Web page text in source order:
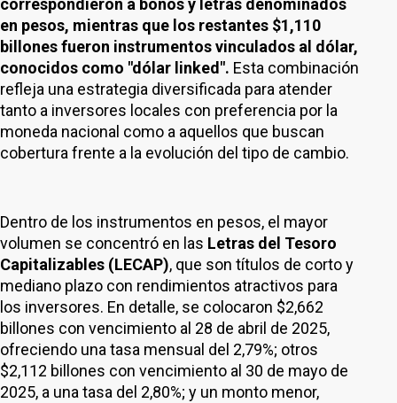
correspondieron a bonos y letras denominados
en pesos, mientras que los restantes $1,110
billones fueron instrumentos vinculados al dólar,
conocidos como "dólar linked". Esta combinación
refleja una estrategia diversificada para atender
tanto a inversores locales con preferencia por la
moneda nacional como a aquellos que buscan
cobertura frente a la evolución del tipo de cambio.
Dentro de los instrumentos en pesos, el mayor
volumen se concentró en las Letras del Tesoro
Capitalizables (LECAP), que son títulos de corto y
mediano plazo con rendimientos atractivos para
los inversores. En detalle, se colocaron $2,662
billones con vencimiento al 28 de abril de 2025,
ofreciendo una tasa mensual del 2,79%; otros
$2,112 billones con vencimiento al 30 de mayo de
2025, a una tasa del 2,80%; y un monto menor,